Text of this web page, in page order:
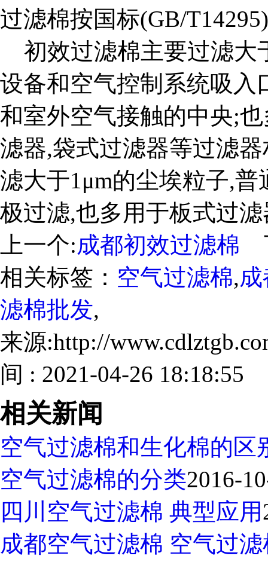
过滤棉按国标(GB/
初效过滤棉主要过滤大
设备和空气控制系统吸入
和室外空气接触的中央;
滤器,袋式过滤器等过滤
滤大于1μm的尘埃粒子,
极过滤,也多用于板式过
上一个:成都初效过滤棉
相关标签： 空气过滤棉,
滤棉批发,
来源:http://
间 : 2021-04-26 18:18:55
相关新闻
空气过滤棉和生化棉的区
空气过滤棉的分类2016-
四川空气过滤棉 典型应用
成都空气过滤棉 空气过